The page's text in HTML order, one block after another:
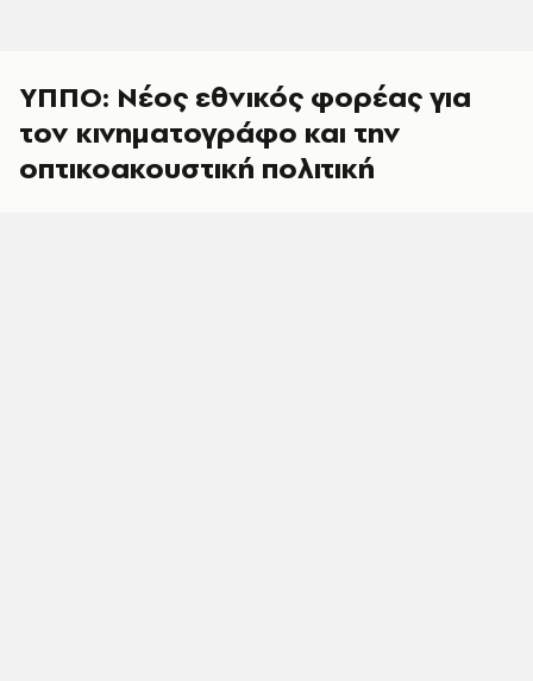
ΥΠΠΟ: Νέος εθνικός φορέας για
τον κινηματογράφο και την
οπτικοακουστική πολιτική